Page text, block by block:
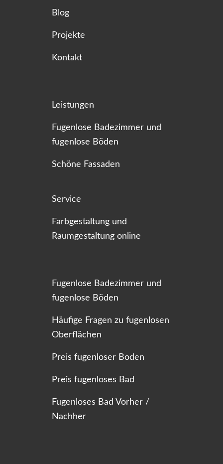
Blog
Projekte
Kontakt
Leistungen
Fugenlose Badezimmer und
fugenlose Böden
Schöne Fassaden
Service
Farbgestaltung und
Raumgestaltung online
Fugenlose Badezimmer und
fugenlose Böden
Häufige Fragen zu fugenlosen
Oberflächen
Preis fugenloser Boden
Preis fugenloses Bad
Fugenloses Bad Vorher /
Nachher